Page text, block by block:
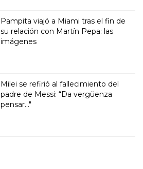
Pampita viajó a Miami tras el fin de
su relación con Martín Pepa: las
imágenes
Milei se refirió al fallecimiento del
padre de Messi: “Da vergüenza
pensar..."